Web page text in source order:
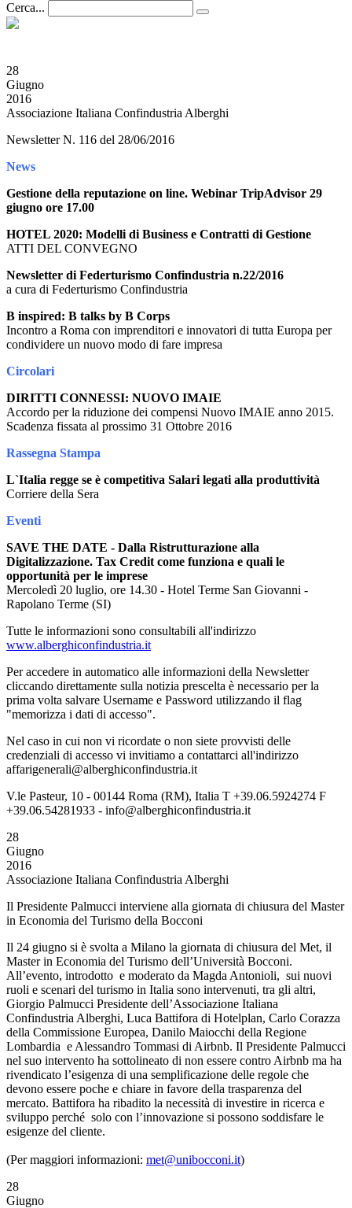
Cerca...
28
Giugno
2016
Associazione Italiana Confindustria Alberghi
Newsletter N. 116 del 28/06/2016
News
Gestione della reputazione on line. Webinar TripAdvisor 29
giugno ore 17.00
HOTEL 2020: Modelli di Business e Contratti di Gestione
ATTI DEL CONVEGNO
Newsletter di Federturismo Confindustria n.22/2016
a cura di Federturismo Confindustria
B inspired: B talks by B Corps
Incontro a Roma con imprenditori e innovatori di tutta Europa per
condividere un nuovo modo di fare impresa
Circolari
DIRITTI CONNESSI: NUOVO IMAIE
Accordo per la riduzione dei compensi Nuovo IMAIE anno 2015.
Scadenza fissata al prossimo 31 Ottobre 2016
Rassegna Stampa
L`Italia regge se è competitiva Salari legati alla produttività
Corriere della Sera
Eventi
SAVE THE DATE - Dalla Ristrutturazione alla
Digitalizzazione. Tax Credit come funziona e quali le
opportunità per le imprese
Mercoledì 20 luglio, ore 14.30 - Hotel Terme San Giovanni -
Rapolano Terme (SI)
Tutte le informazioni sono consultabili all'indirizzo
www.alberghiconfindustria.it
Per accedere in automatico alle informazioni della Newsletter
cliccando direttamente sulla notizia prescelta è necessario per la
prima volta salvare Username e Password utilizzando il flag
"memorizza i dati di accesso".
Nel caso in cui non vi ricordate o non siete provvisti delle
credenziali di accesso vi invitiamo a contattarci all'indirizzo
affarigenerali@alberghiconfindustria.it
V.le Pasteur, 10 - 00144 Roma (RM), Italia T +39.06.5924274 F
+39.06.54281933 - info@alberghiconfindustria.it
28
Giugno
2016
Associazione Italiana Confindustria Alberghi
Il Presidente Palmucci interviene alla giornata di chiusura del Master
in Economia del Turismo della Bocconi
Il 24 giugno si è svolta a Milano la giornata di chiusura del Met, il
Master in Economia del Turismo dell’Università Bocconi.
All’evento, introdotto e moderato da Magda Antonioli, sui nuovi
ruoli e scenari del turismo in Italia sono intervenuti, tra gli altri,
Giorgio Palmucci Presidente dell’Associazione Italiana
Confindustria Alberghi, Luca Battifora di Hotelplan, Carlo Corazza
della Commissione Europea, Danilo Maiocchi della Regione
Lombardia e Alessandro Tommasi di Airbnb. Il Presidente Palmucci
nel suo intervento ha sottolineato di non essere contro Airbnb ma ha
rivendicato l’esigenza di una semplificazione delle regole che
devono essere poche e chiare in favore della trasparenza del
mercato. Battifora ha ribadito la necessità di investire in ricerca e
sviluppo perché solo con l’innovazione si possono soddisfare le
esigenze del cliente.
(Per maggiori informazioni: met@unibocconi.it)
28
Giugno